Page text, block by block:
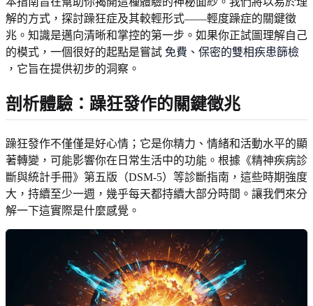
解的方式，探討躁狂症及其較輕形式——輕度躁症的關鍵徵
兆。知識是邁向清晰和掌控的第一步。如果你正試圖理解自己
的模式，一個很好的起點是嘗試 免費、保密的雙相疾患篩檢
，它旨在提供初步的洞察。
剖析體驗：躁狂發作的關鍵徵兆
躁狂發作不僅僅是好心情；它是你精力、情緒和活動水平的顯
著轉變，可能影響你在日常生活中的功能。根據《精神疾病診
斷與統計手冊》第五版（DSM-5）等診斷指南，這些時期強度
大，持續至少一週，幾乎每天都持續大部分時間。讓我們來分
解一下這實際是什麼感覺。